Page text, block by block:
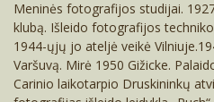
Meninės fotografijos studijai.
klubą. Išleido fotografijos
1944-ųjų jo ateljė veikė
Varšuvą. Mirė 1950 Gižicke.
Carinio laikotarpio Druskininkų